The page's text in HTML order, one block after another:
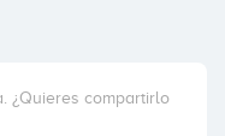
¿Quieres compartirlo